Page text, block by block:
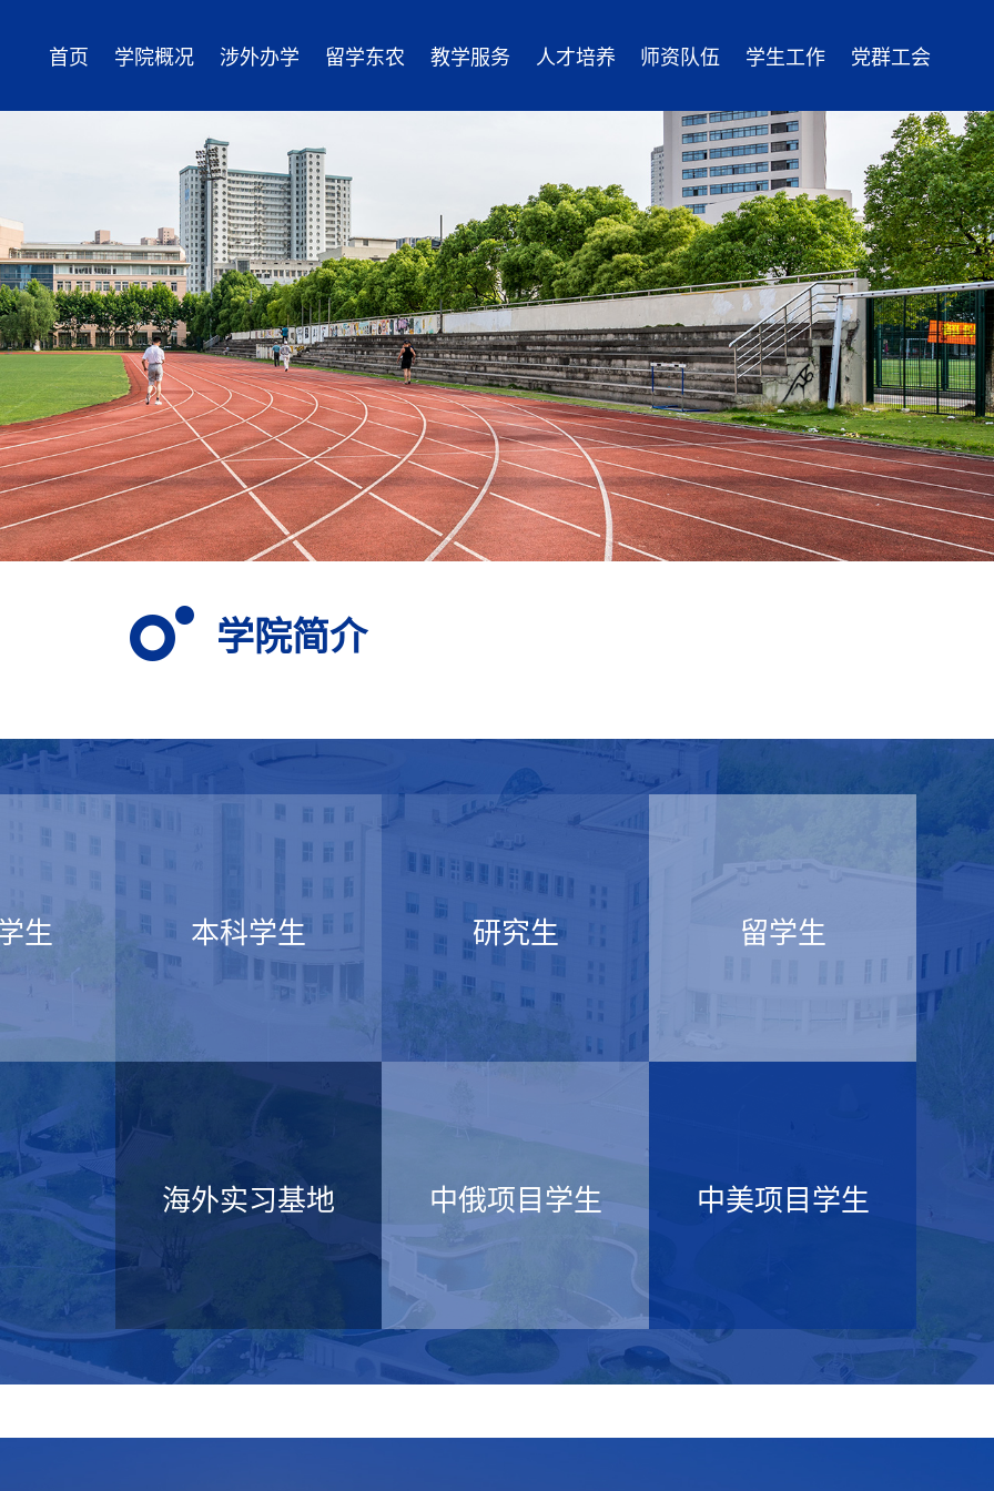
首页 学院概况 涉外办学 留学东农 教学服务 人才培养 师资队伍 学生工作 党群工会
学院简介
生 本科学生 研究生 留学生
海外实习基地 中俄项目学生 中美项目学生